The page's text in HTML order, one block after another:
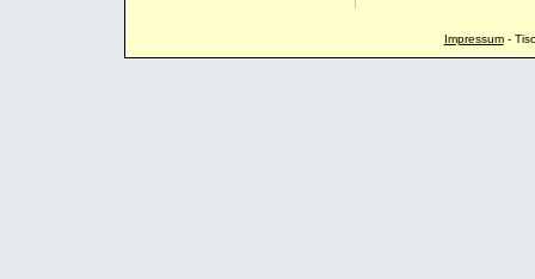
Impressum-